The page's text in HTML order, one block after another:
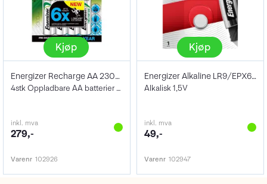
Kjøp
Energizer Recharge AA 2300mAh 4pk
4stk Oppladbare AA batterier 2300mAh
inkl. mva
279,-
Varenr 102926
Kjøp
Energizer Alkaline LR9/EPX625G 1Pk
Alkalisk 1,5V
inkl. mva
49,-
Varenr 102947